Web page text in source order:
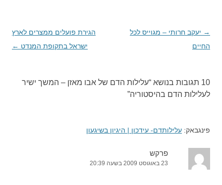
ניווט
בפוסטים
→ יעקב חרותי – מגוייס לכל
החיים
הגירת פועלים ממצרים לארץ
ישראל בתקופת המנדט ←
10 תגובות בנושא “
עלילות הדם של אבו מאזן – המשך ישיר
לעלילות הדם בהיסטוריה”
פינגבאק: עלילותדם- עידכון | היגיון בשיגעון
פרקש
23 באוגוסט 2009 בשעה 20:39